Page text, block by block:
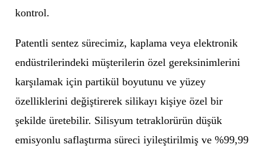
kontrol.
Patentli sentez sürecimiz, kaplama veya elektronik
endüstrilerindeki müşterilerin özel gereksinimlerini
karşılamak için partikül boyutunu ve yüzey
özelliklerini değiştirerek silikayı kişiye özel bir
şekilde üretebilir. Silisyum tetraklorürün düşük
emisyonlu saflaştırma süreci iyileştirilmiş ve %99,99